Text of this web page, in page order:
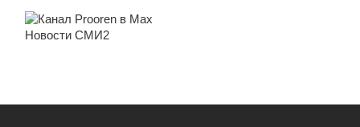
Новости СМИ2